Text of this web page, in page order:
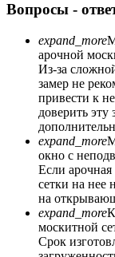
Вопросы -
expand_more
арочной
Из-за
замер не
привести к
доверить эту
expand_more
окно с
Если арочная
сетки на нее
на
expand_more
москитной
Срок